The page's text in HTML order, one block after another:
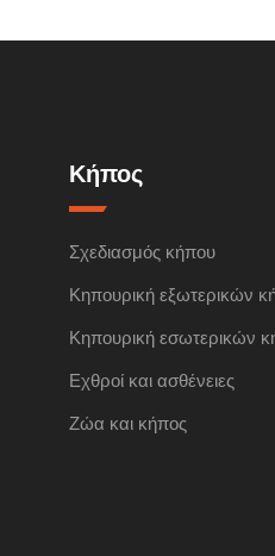
Κήπος
Σχεδιασμός κήπου
Κηπουρική εξωτερικών
Κηπουρική εσωτερικών
Εχθροί και ασθένειες
Ζώα και κήπος